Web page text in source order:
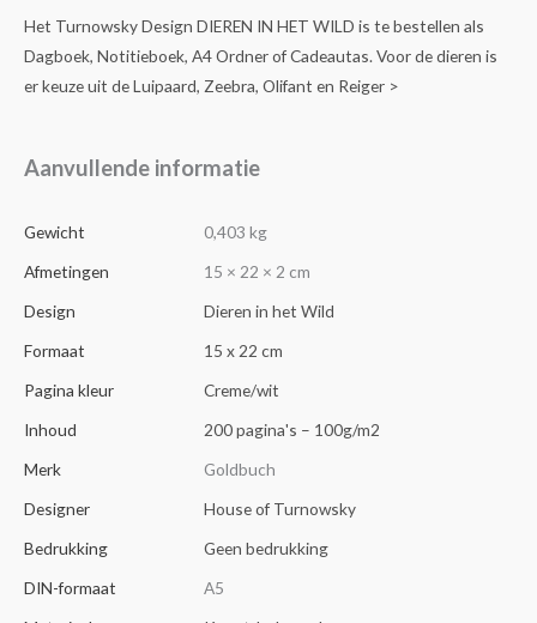
Het Turnowsky Design DIEREN IN HET WILD is te bestellen als
Dagboek, Notitieboek, A4 Ordner of Cadeautas. Voor de dieren is
er keuze uit de Luipaard, Zeebra, Olifant en Reiger >
Aanvullende informatie
Gewicht
0,403 kg
Afmetingen
15 × 22 × 2 cm
Design
Dieren in het Wild
Formaat
15 x 22 cm
Pagina kleur
Creme/wit
Inhoud
200 pagina's – 100g/m2
Merk
Goldbuch
Designer
House of Turnowsky
Bedrukking
Geen bedrukking
DIN-formaat
A5